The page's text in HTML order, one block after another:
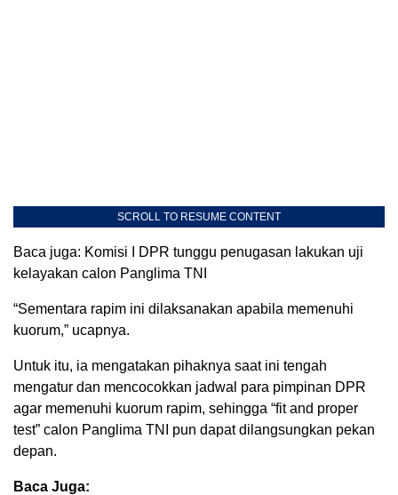
SCROLL TO RESUME CONTENT
Baca juga: Komisi I DPR tunggu penugasan lakukan uji
kelayakan calon Panglima TNI
“Sementara rapim ini dilaksanakan apabila memenuhi
kuorum,” ucapnya.
Untuk itu, ia mengatakan pihaknya saat ini tengah
mengatur dan mencocokkan jadwal para pimpinan DPR
agar memenuhi kuorum rapim, sehingga “fit and proper
test” calon Panglima TNI pun dapat dilangsungkan pekan
depan.
Baca Juga: